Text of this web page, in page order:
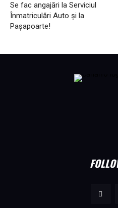
Se fac angajări la Serviciul
Înmatriculări Auto şi la
Paşapoarte!